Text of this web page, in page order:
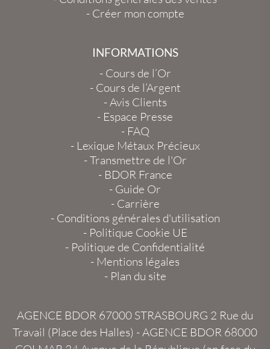
- Créer mon compte
INFORMATIONS
- Cours de l’Or
- Cours de l’Argent
-Avis Clients
- Espace Presse
- FAQ
- Lexique Métaux Précieux
-Transmettre de l'Or
- BDOR France
- Guide Or
- Carrière
- Conditions générales d'utilisation
- Politique Cookie UE
- Politique de Confidentialité
- Mentions légales
- Plan du site
AGENCE BDOR 67000 STRASBOURG 2 Rue du
Travail (Place des Halles) -AGENCE BDOR 68000